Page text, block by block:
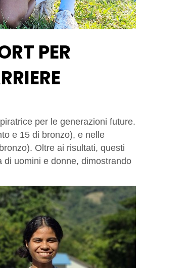
PER
per le generazioni future.
e 15 di bronzo), e nelle
Oltre ai risultati, questi
di uomini e donne, dimostrando